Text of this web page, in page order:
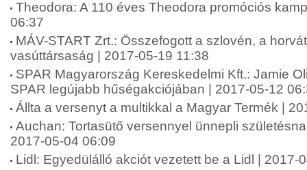
Theodora: A 110 éves Theodora promóciós
06:37
MÁV-START Zrt.: Összefogott a szlovén, a
vasúttársaság | 2017-05-19 11:38
SPAR Magyarország Kereskedelmi Kft.: Jamie
SPAR legújabb hűségakciójában | 2017-05-12
Állta a versenyt a multikkal a Magyar Termék |
Auchan: Tortasütő versennyel ünnepli
2017-05-04 06:09
Lidl: Egyedülálló akciót vezetett be a Lidl | 2017-